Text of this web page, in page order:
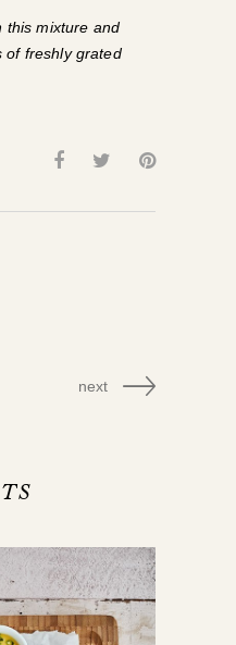
this mixture and
of freshly grated
next